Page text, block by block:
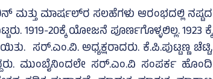
ಮತ್ತು ಮಾರ್ಷಲ್‌ರ ಸಲಹೆಗಳು ಆರಂಭದಲ್ಲಿ ನಷ್ಟದ
20ಕ್ಕೆ ಯೋಜನೆ ಪೂರ್ಣಗೊಳ್ಳಲಿಲ್ಲ. 1923 ಕ್ಕೆ
ಸರ್.ಎಂ.ವಿ. ಅಧ್ಯಕ್ಷರಾದರು. ಕೆ.ಪಿ.ಪುಟ್ಟಣ್ಣ ಚೆಟ್ಟಿ,
ಮುಂಬೈನಿಂದಲೇ ಸರ್.ಎಂ.ವಿ ಸಂಪರ್ಕ ಹೊಂದಿ